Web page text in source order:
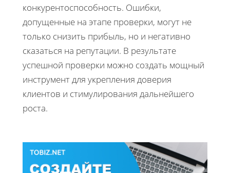
конкурентоспособность. Ошибки,
допущенные на этапе проверки, могут не
только снизить прибыль, но и негативно
сказаться на репутации. В результате
успешной проверки можно создать мощный
инструмент для укрепления доверия
клиентов и стимулирования дальнейшего
роста.